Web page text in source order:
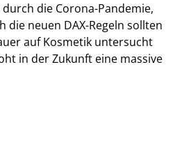
die Corona-Pandemie,
die neuen DAX-Regeln sollten
auf Kosmetik untersucht
in der Zukunft eine massive